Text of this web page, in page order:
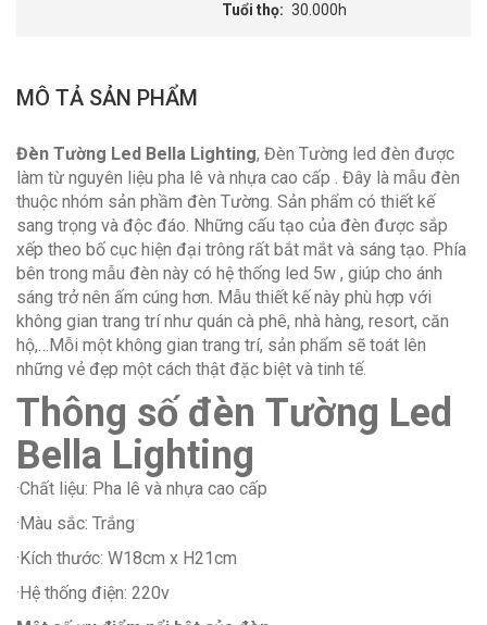
Tuổi thọ 30.000h
MÔ TẢ SẢN PHẨM
Đèn Tường Led Bella Lighting, Đèn Tường led đèn được
làm từ nguyên liệu pha lê và nhựa cao cấp . Đây là mẫu đèn
thuộc nhóm sản phầm đèn Tường. Sản phẩm có thiết kế
sang trọng và độc đáo. Những cấu tạo của đèn được sắp
xếp theo bố cục hiện đại trông rất bắt mắt và sáng tạo. Phía
bên trong mẫu đèn này có hệ thống led 5w , giúp cho ánh
sáng trở nên ấm cúng hơn. Mẫu thiết kế này phù hợp với
không gian trang trí như quán cà phê, nhà hàng, resort, căn
hộ,…Mỗi một không gian trang trí, sản phẩm sẽ toát lên
những vẻ đẹp một cách thật đặc biệt và tinh tế.
Thông số đèn Tường Led
Bella Lighting
·Chất liệu: Pha lê và nhựa cao cấp
·Màu sắc: Trắng
·Kích thước: W18cm x H21cm
·Hệ thống điện: 220v